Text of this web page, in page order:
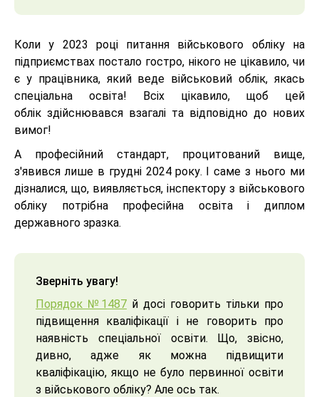
Коли у 2023 році питання військового обліку на
підприємствах постало гостро, нікого не цікавило, чи
є у працівника, який веде військовий облік, якась
спеціальна освіта! Всіх цікавило, щоб цей
облік здійснювався взагалі та відповідно до нових
вимог!
А професійний стандарт, процитований вище,
з'явився лише в грудні 2024 року. І саме з нього ми
дізналися, що, виявляється, інспектору з військового
обліку потрібна професійна освіта і диплом
державного зразка.
Зверніть увагу!
Порядок №1487 й досі говорить тільки про
підвищення кваліфікації і не говорить про
наявність спеціальної освіти. Що, звісно,
дивно, адже як можна підвищити
кваліфікацію, якщо не було первинної освіти
з військового обліку? Але ось так.